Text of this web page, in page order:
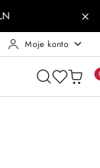
Moje konto